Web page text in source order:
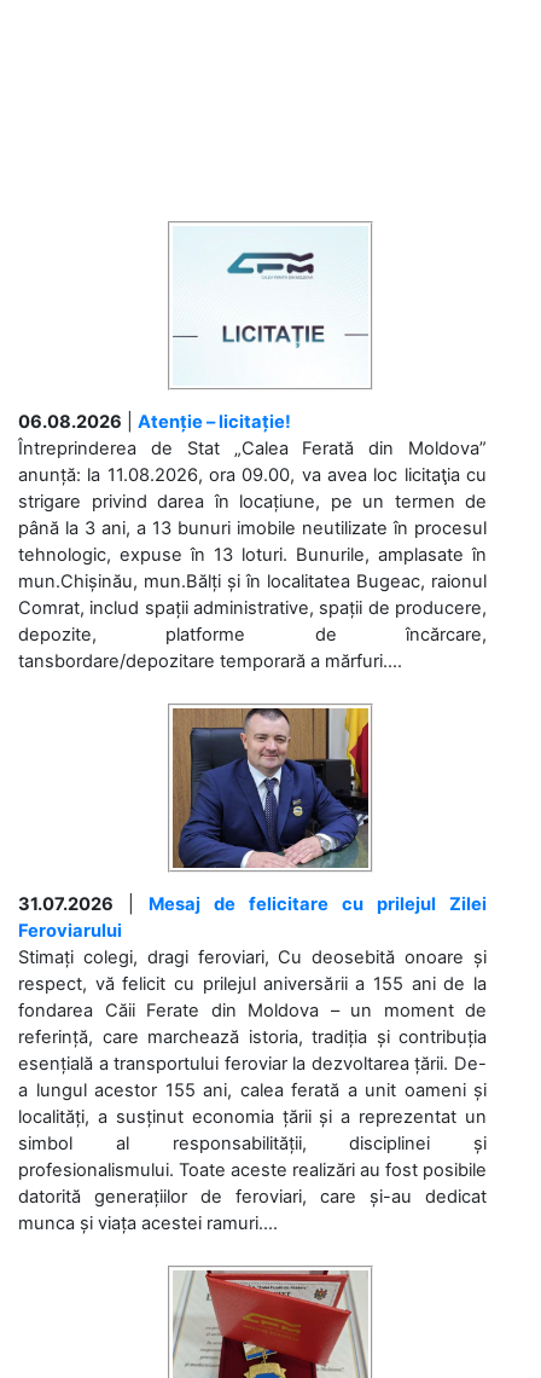
06.08.2026
Atenție – licitație!
Întreprinderea de Stat „Calea Ferată din Moldova”
anunță: la 11.08.2026, ora 09.00, va avea loc licitaţia cu
strigare privind darea în locațiune, pe un termen de
până la 3 ani, a 13 bunuri imobile neutilizate în procesul
tehnologic, expuse în 13 loturi. Bunurile, amplasate în
mun.Chișinău, mun.Bălți și în localitatea Bugeac, raionul
Comrat, includ spații administrative, spații de producere,
depozite, platforme de încărcare,
tansbordare/depozitare temporară a mărfuri....
31.07.2026
Mesaj de felicitare cu prilejul Zilei
Feroviarului
Stimați colegi, dragi feroviari, Cu deosebită onoare și
respect, vă felicit cu prilejul aniversării a 155 ani de la
fondarea Căii Ferate din Moldova – un moment de
referință, care marchează istoria, tradiția și contribuția
esențială a transportului feroviar la dezvoltarea țării. De-
a lungul acestor 155 ani, calea ferată a unit oameni și
localități, a susținut economia țării și a reprezentat un
simbol al responsabilității, disciplinei și
profesionalismului. Toate aceste realizări au fost posibile
datorită generațiilor de feroviari, care și-au dedicat
munca și viața acestei ramuri....